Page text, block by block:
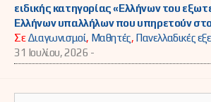
ειδικής κατηγορίας «Ελλήνων του
Ελλήνων υπαλλήλων που υπηρετούν
ΣεΔιαγωνισμοί, Μαθητές, Πανελλαδικές
31 Ιουλίου, 2026 -